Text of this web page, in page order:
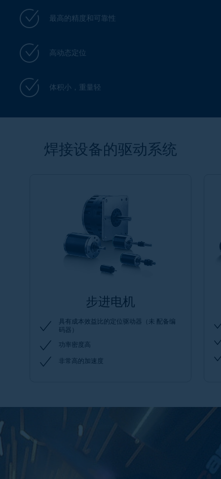
最高的精度和可靠性
高动态定位
体积小，重量轻
焊接设备的驱动系统
步进电机
具有成本效益比的定位驱动器（未 配备编
码器）
功率密度高
非常高的加速度